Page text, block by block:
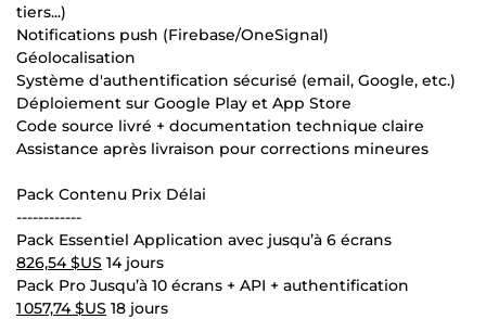
tiers...)
Notifications push (Firebase/OneSignal)
Géolocalisation
Système d'authentification sécurisé (email, Google, etc.)
Déploiement sur Google Play et App Store
Code source livré + documentation technique claire
Assistance après livraison pour corrections mineures
Pack Contenu Prix Délai
------------
Pack Essentiel Application avec jusqu’à 6 écrans
826,54 $US 14 jours
Pack Pro Jusqu’à 10 écrans + API + authentification
1 057,74 $US 18 jours